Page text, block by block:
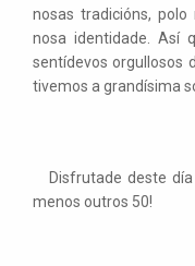
nosas tradicións,
nosa identidade. Así
sentídevos orgullosos
tivemos a grandísima
Disfrutade deste día
menos outros 50!